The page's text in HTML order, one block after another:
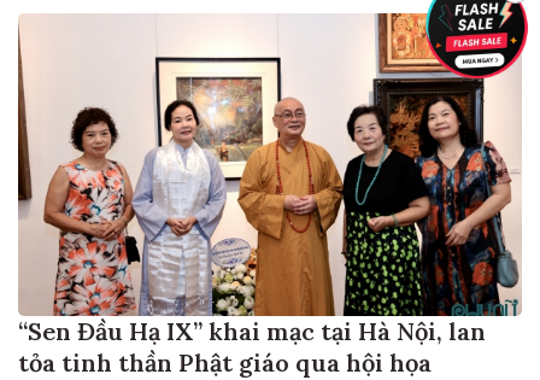
“Sen Đầu Hạ IX” khai mạc tại Hà Nội, lan
tỏa tinh thần Phật giáo qua hội họa